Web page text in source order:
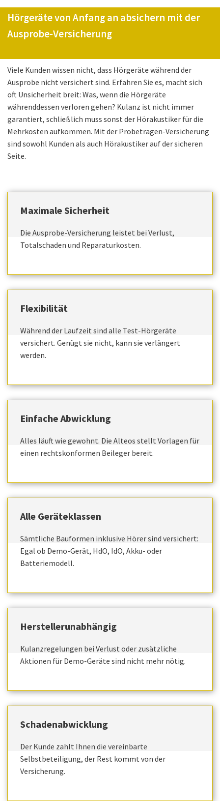
Hörgeräte von Anfang an absichern mit der
Ausprobe-Versicherung
Viele Kunden wissen nicht, dass Hörgeräte während der
Ausprobe nicht versichert sind. Erfahren Sie es, macht sich
oft Unsicherheit breit: Was, wenn die Hörgeräte
währenddessen verloren gehen? Kulanz ist nicht immer
garantiert, schließlich muss sonst der Hörakustiker für die
Mehrkosten aufkommen. Mit der Probetragen-Versicherung
sind sowohl Kunden als auch Hörakustiker auf der sicheren
Seite.
Maximale Sicherheit
Die Ausprobe-Versicherung leistet bei Verlust,
Totalschaden und Reparaturkosten.
Flexibilität
Während der Laufzeit sind alle Test-Hörgeräte
versichert. Genügt sie nicht, kann sie verlängert
werden.
Einfache Abwicklung
Alles läuft wie gewohnt. Die Alteos stellt Vorlagen für
einen rechtskonformen Beileger bereit.
Alle Geräteklassen
Sämtliche Bauformen inklusive Hörer sind versichert:
Egal ob Demo-Gerät, HdO, IdO, Akku- oder
Batteriemodell.
Herstellerunabhängig
Kulanzregelungen bei Verlust oder zusätzliche
Aktionen für Demo-Geräte sind nicht mehr nötig.
Schadenabwicklung
Der Kunde zahlt Ihnen die vereinbarte
Selbstbeteiligung, der Rest kommt von der
Versicherung.